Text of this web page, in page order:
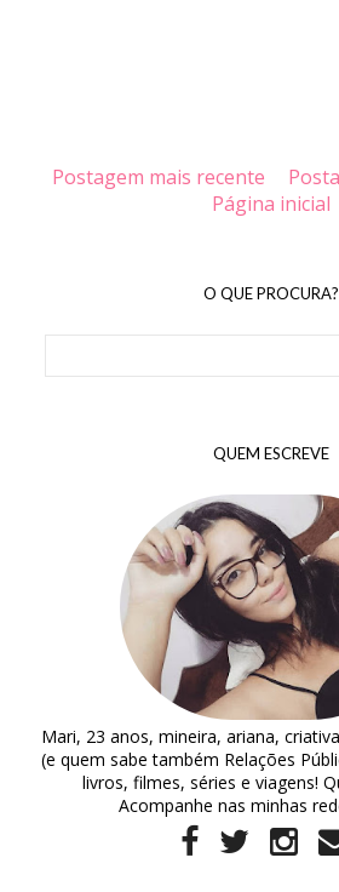
Postagem mais recente
Página inicial
O QUE PROCURA?
QUEM ESCREVE
Mari, 23 anos, mineira, ariana,
(e quem sabe também Relações
livros, filmes, séries e viagens!
Acompanhe nas minhas